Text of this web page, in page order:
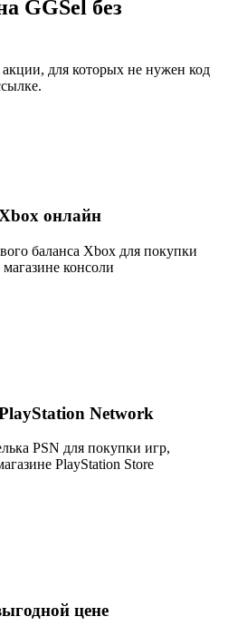
GGSel без
акции, для которых не нужен код
онлайн
баланса Xbox для покупки
консоли
Network
PSN для покупки игр,
PlayStation Store
цене